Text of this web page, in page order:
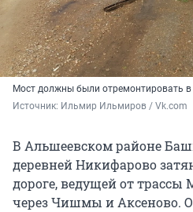
Мост должны были отремонтировать
Источник: Ильмир Ильмиров / Vk.com
В Альшеевском районе
деревней Никифарово
дороге, ведущей от
через Чишмы и Аксеново.